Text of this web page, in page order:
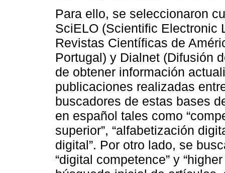
Para ello, se seleccionaron
SciELO (Scientific Electronic
Revistas Científicas de
Portugal) y Dialnet (Difusión
de obtener información
publicaciones realizadas
buscadores de estas bases
en español tales como
superior”, “alfabetización
digital”. Por otro lado, se
“digital competence” y